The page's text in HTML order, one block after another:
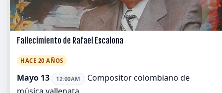
Fallecimiento de Rafael Escalona
HACE 20 AÑOS
Mayo 13 12:00AM
Compositor colombiano de
música vallenata